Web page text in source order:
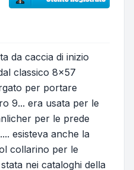
da caccia di inizio
classico 8x57
per portare
9... era usata per le
per le prede
esisteva anche la
collarino per le
nei cataloghi della